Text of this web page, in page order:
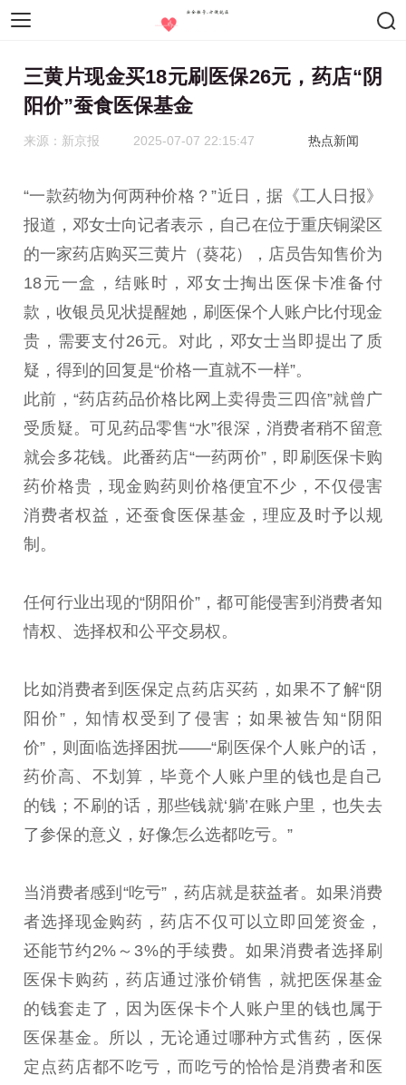
智慧医疗 医疗设备 药物器械
三黄片现金买18元刷医保26元，药店“阴
阳价”蚕食医保基金
来源：新京报 2025-07-07 22:15:47 热点新闻
“一款药物为何两种价格？”近日，据《工人日报》
报道，邓女士向记者表示，自己在位于重庆铜梁区
的一家药店购买三黄片（葵花），店员告知售价为
18元一盒，结账时，邓女士掏出医保卡准备付
款，收银员见状提醒她，刷医保个人账户比付现金
贵，需要支付26元。对此，邓女士当即提出了质
疑，得到的回复是“价格一直就不一样”。
此前，“药店药品价格比网上卖得贵三四倍”就曾广
受质疑。可见药品零售“水”很深，消费者稍不留意
就会多花钱。此番药店“一药两价”，即刷医保卡购
药价格贵，现金购药则价格便宜不少，不仅侵害
消费者权益，还蚕食医保基金，理应及时予以规
制。
任何行业出现的“阴阳价”，都可能侵害到消费者知
情权、选择权和公平交易权。
比如消费者到医保定点药店买药，如果不了解“阴
阳价”，知情权受到了侵害；如果被告知“阴阳
价”，则面临选择困扰——“刷医保个人账户的话，
药价高、不划算，毕竟个人账户里的钱也是自己
的钱；不刷的话，那些钱就‘躺’在账户里，也失去
了参保的意义，好像怎么选都吃亏。”
当消费者感到“吃亏”，药店就是获益者。如果消费
者选择现金购药，药店不仅可以立即回笼资金，
还能节约2%～3%的手续费。如果消费者选择刷
医保卡购药，药店通过涨价销售，就把医保基金
的钱套走了，因为医保卡个人账户里的钱也属于
医保基金。所以，无论通过哪种方式售药，医保
定点药店都不吃亏，而吃亏的恰恰是消费者和医